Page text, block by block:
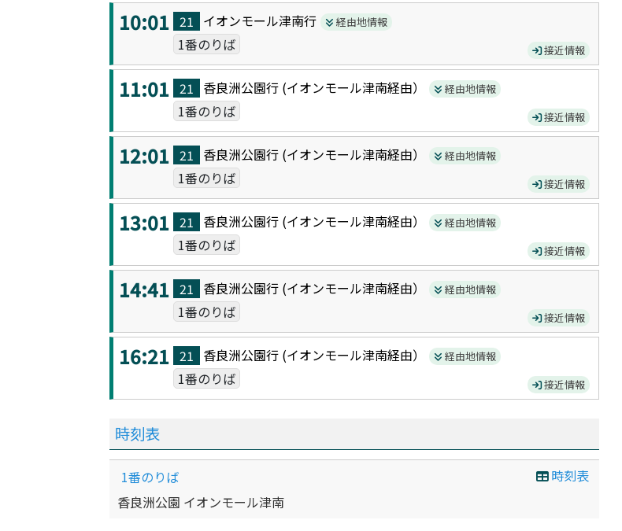
10:01 21 イオンモール津南行 経由地情報
1番のりば 接近情報
11:01 21 香良洲公園行 (イオンモール津南経由） 経由地情報
1番のりば 接近情報
12:01 21 香良洲公園行 (イオンモール津南経由） 経由地情報
1番のりば 接近情報
13:01 21 香良洲公園行 (イオンモール津南経由） 経由地情報
1番のりば 接近情報
14:41 21 香良洲公園行 (イオンモール津南経由） 経由地情報
1番のりば 接近情報
16:21 21 香良洲公園行 (イオンモール津南経由） 経由地情報
1番のりば 接近情報
時刻表
時刻表
1番のりば
香良洲公園 イオンモール津南